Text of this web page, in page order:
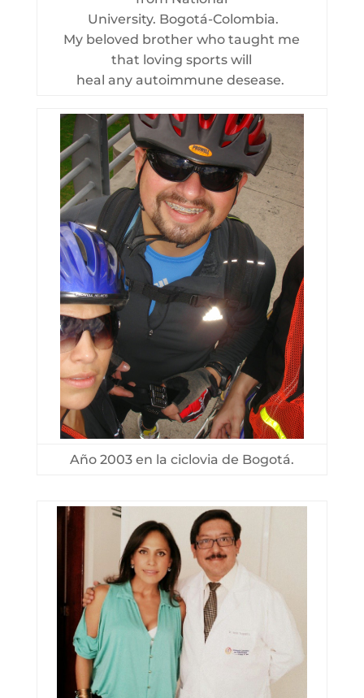
University. Bogotá-Colombia.
My beloved brother who taught me
that loving sports will
heal any autoimmune desease.
Año 2003 en la ciclovia de Bogotá.